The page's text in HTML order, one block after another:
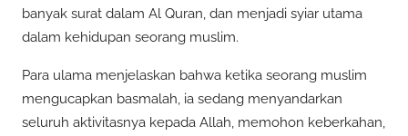
banyak surat dalam Al Quran, dan menjadi syiar utama
dalam kehidupan seorang muslim.
Para ulama menjelaskan bahwa ketika seorang muslim
mengucapkan basmalah, ia sedang menyandarkan
seluruh aktivitasnya kepada Allah, memohon keberkahan,